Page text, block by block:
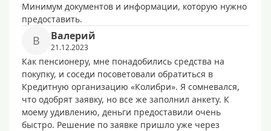
Минимум документов и информации, которую нужно
предоставить.
B Baлepий
21.12.2023
Как пенсионеру, мне понадобились средства на
покупку, и соседи посоветовали обратиться в
Кредитную организацию «Колибри». Я сомневался,
что одобрят заявку, но все же заполнил анкету. К
моему удивлению, деньги предоставили очень
быстро. Решение по заявке пришло уже через